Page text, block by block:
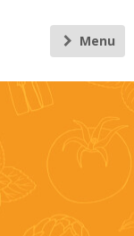
Menu